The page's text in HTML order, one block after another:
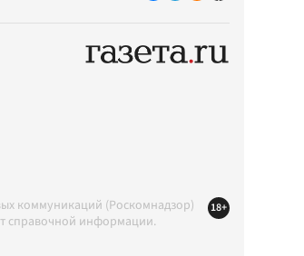
коммуникаций (Роскомнадзор)
справочной информации.
18+